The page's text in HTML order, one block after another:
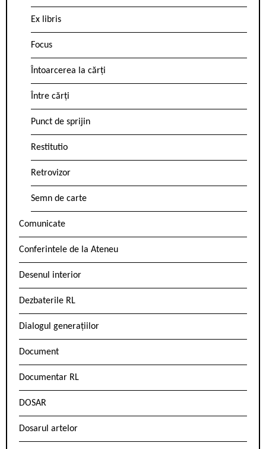
Ex libris
Focus
Întoarcerea la cărți
Între cărți
Punct de sprijin
Restitutio
Retrovizor
Semn de carte
Comunicate
Conferintele de la Ateneu
Desenul interior
Dezbaterile RL
Dialogul generațiilor
Document
Documentar RL
DOSAR
Dosarul artelor